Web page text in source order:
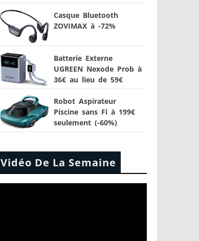
Casque Bluetooth
ZOVIMAX à -72%
Batterie Externe
UGREEN Nexode Prob à
36€ au lieu de 59€
Robot Aspirateur
Piscine sans Fi à 199€
seulement (-60%)
Vidéo De La Semaine